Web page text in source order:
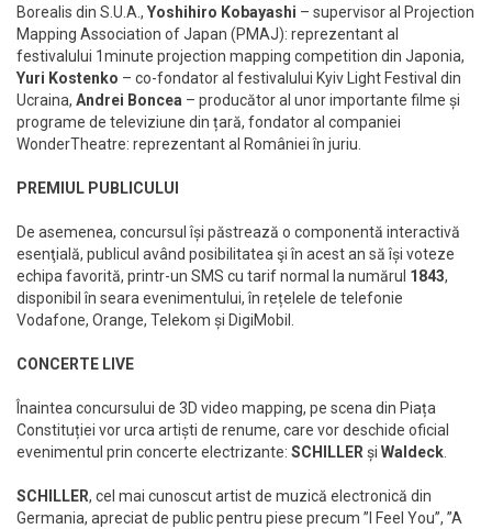
Borealis din S.U.A., Yoshihiro Kobayashi – supervisor al Projection
Mapping Association of Japan (PMAJ): reprezentant al
festivalului 1minute projection mapping competition din Japonia,
Yuri Kostenko – co-fondator al festivalului Kyiv Light Festival din
Ucraina, Andrei Boncea – producător al unor importante filme și
programe de televiziune din țară, fondator al companiei
WonderTheatre: reprezentant al României în juriu.
PREMIUL PUBLICULUI
De asemenea, concursul își păstrează o componentă interactivă
esenţială, publicul având posibilitatea şi în acest an să își voteze
echipa favorită, printr-un SMS cu tarif normal la numărul 1843,
disponibil în seara evenimentului, în rețelele de telefonie
Vodafone, Orange, Telekom și DigiMobil.
CONCERTE LIVE
Înaintea concursului de 3D video mapping, pe scena din Piața
Constituției vor urca artiști de renume, care vor deschide oficial
evenimentul prin concerte electrizante: SCHILLER și Waldeck
SCHILLER, cel mai cunoscut artist de muzică electronică din
Germania, apreciat de public pentru piese precum ”I Feel You”, ”A